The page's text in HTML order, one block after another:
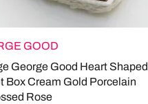
GOOD
George Good Heart Shaped
Box Cream Gold Porcelain
Rose